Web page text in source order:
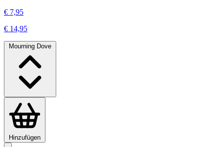
€ 7,95
€ 14,95
Mourning Dove
Hinzufügen